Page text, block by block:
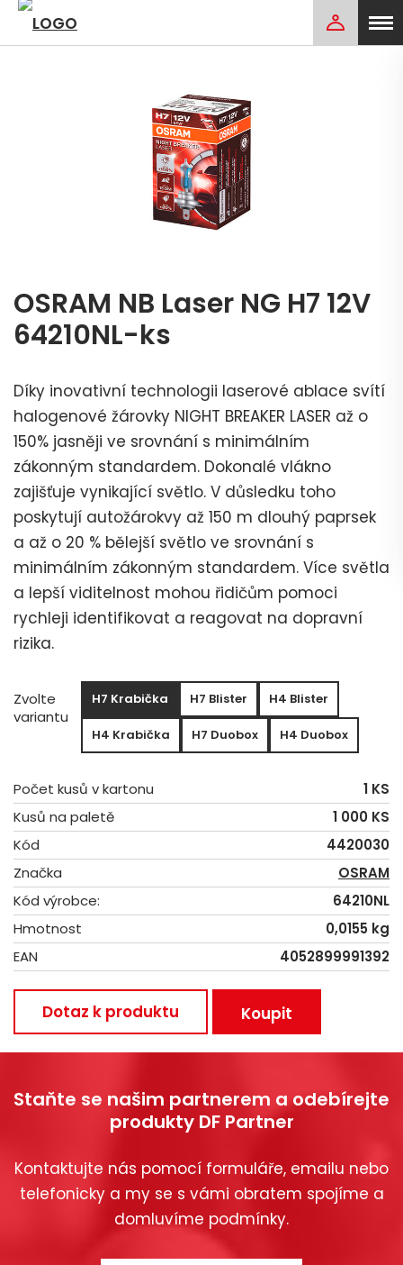
OSRAM NB Laser NG H7 12V
64210NL-ks
Díky inovativní technologii laserové ablace svítí
halogenové žárovky NIGHT BREAKER LASER až o
150% jasněji ve srovnání s minimálním
zákonným standardem. Dokonalé vlákno
zajišťuje vynikající světlo. V důsledku toho
poskytují autožárokvy až 150 m dlouhý paprsek
a až o 20 % bělejší světlo ve srovnání s
minimálním zákonným standardem. Více světla
a lepší viditelnost mohou řidičům pomoci
rychleji identifikovat a reagovat na dopravní
rizika.
Zvolte
variantu
H7 Krabička H7 Blister H4 Blister
H4 Krabička H7 Duobox H4 Duobox
Počet kusů v kartonu
1 KS
Kusů na paletě
1 000 KS
Kód
4420030
Značka
OSRAM
Kód výrobce:
64210NL
Hmotnost
0,0155 kg
EAN
4052899991392
Dotaz k produktu Koupit
Staňte se našim partnerem a odebírejte
produkty DF Partner
Kontaktujte nás pomocí formuláře, emailu nebo
telefonicky a my se s vámi obratem spojíme a
domluvíme podmínky.